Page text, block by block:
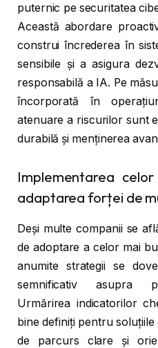
puternic pe securitatea
Această abordare
construi încrederea în
sensibile și a asigura
responsabilă a IA. Pe
încorporată în
atenuare a riscurilor sunt
durabilă și menținerea
Implementarea
adaptarea forței de
Deși multe companii se
de adoptare a celor mai
anumite strategii se
semnificativ asupra
Urmărirea indicatorilor
bine definiți pentru
de parcurs clare și